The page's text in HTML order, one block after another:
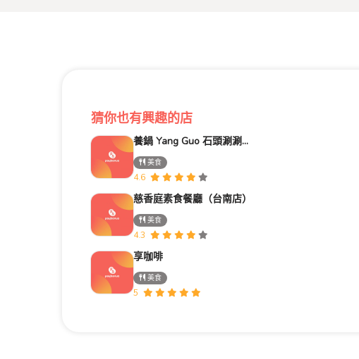
猜你也有興趣的店
養鍋 Yang Guo 石頭涮涮鍋 (台南文化店) | 寵物友善餐廳 | 台南吃到飽火鍋 | 台南必吃美食 | 在地嚮導評論家【
美食
4.6
慈香庭素食餐廳（台南店）
美食
4.3
享咖啡
美食
5